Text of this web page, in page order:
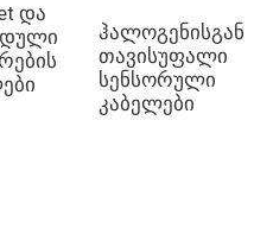
და
ჰალოგენისგან
თავისუფალი
სენსორული
კაბელები